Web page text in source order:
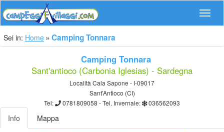
Sei in: Home Camping Tonnara
Camping Tonnara
Sant'antioco (Carbonia Iglesias) - Sardegna
Località Cala Sapone - I-09017
Sant'Antioco (CI)
Tel:
0781809058 - Tel. Invernale: 036562093
Info Mappa